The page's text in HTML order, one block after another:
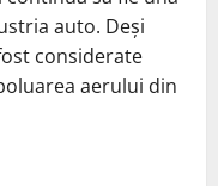
auto. Deși
considerate
aerului din